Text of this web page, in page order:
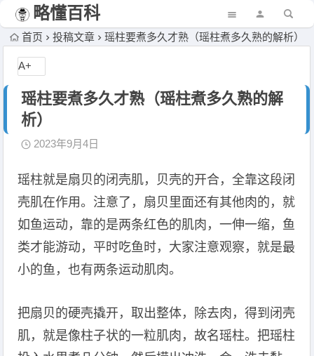
略懂百科
首页 投稿文章 瑶柱要煮多久才熟（瑶柱煮多久熟的解析）
瑶柱要煮多久才熟（瑶柱煮多久熟的解
析）
2023年9月4日
瑶柱就是扇贝的闭壳肌，贝壳的开合，全靠这段闭
壳肌在作用。注意了，扇贝里面还有其他肉的，就
如鱼运动，靠的是两条红色的肌肉，一伸一缩，鱼
类才能游动，平时吃鱼时，大家注意观察，就是最
小的鱼，也有两条运动肌肉。
把扇贝的硬壳撬开，取出整体，除去肉，得到闭壳
肌，就是像柱子状的一粒肌肉，故名瑶柱。把瑶柱
A+